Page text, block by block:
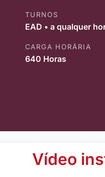
TURNOS
EAD • a qualquer
CARGA HORÁRIA
640 Horas
Vídeo